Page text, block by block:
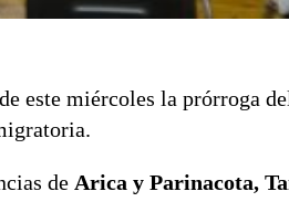
este miércoles la prórroga
de Arica y Parinacota,